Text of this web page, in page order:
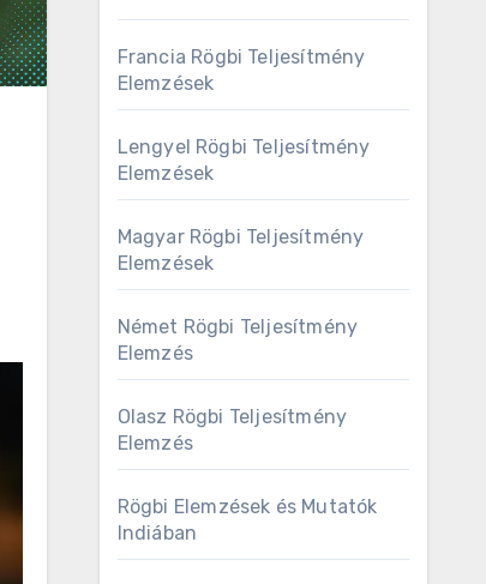
Francia Rögbi Teljesítmény
Elemzések
Lengyel Rögbi Teljesítmény
Elemzések
Magyar Rögbi Teljesítmény
Elemzések
Német Rögbi Teljesítmény
Elemzés
Olasz Rögbi Teljesítmény
Elemzés
Rögbi Elemzések és Mutatók
Indiában